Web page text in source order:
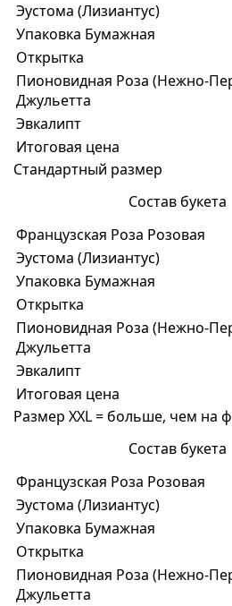
Эустома (Лизиантус)
Упаковка Бумажная
Открытка
Пионовидная Роза (Нежно-
Джульетта
Эвкалипт
Итоговая цена
Стандартный размер
Состав букета
Французская Роза Розовая
Эустома (Лизиантус)
Упаковка Бумажная
Открытка
Пионовидная Роза (Нежно-
Джульетта
Эвкалипт
Итоговая цена
Размер XXL = больше, чем на
Состав букета
Французская Роза Розовая
Эустома (Лизиантус)
Упаковка Бумажная
Открытка
Пионовидная Роза (Нежно-
Джульетта